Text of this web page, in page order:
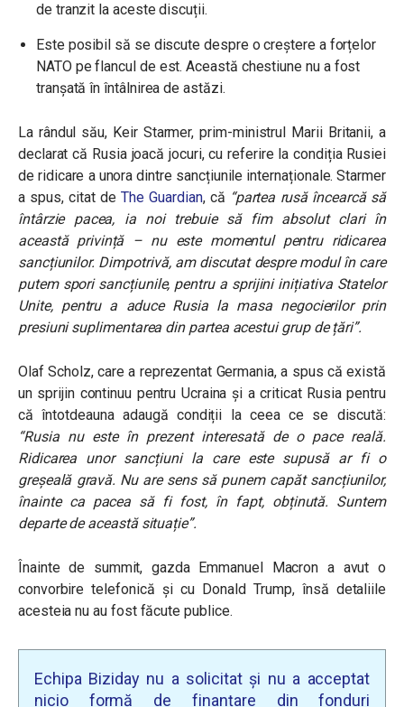
de tranzit la aceste discuții.
Este posibil să se discute despre o creștere a forțelor
NATO pe flancul de est. Această chestiune nu a fost
tranșată în întâlnirea de astăzi.
La rândul său, Keir Starmer, prim-ministrul Marii Britanii, a
declarat că Rusia joacă jocuri, cu referire la condiția Rusiei
de ridicare a unora dintre sancțiunile internaționale. Starmer
a spus, citat deThe Guardian, că “partea rusă încearcă să
întârzie pacea, ia noi trebuie să fim absolut clari în
această privință – nu este momentul pentru ridicarea
sancțiunilor. Dimpotrivă, am discutat despre modul în care
putem spori sancțiunile, pentru a sprijini inițiativa Statelor
Unite, pentru a aduce Rusia la masa negocierilor prin
presiuni suplimentarea din partea acestui grup de țări”.
Olaf Scholz, care a reprezentat Germania, a spus că există
un sprijin continuu pentru Ucraina și a criticat Rusia pentru
că întotdeauna adaugă condiții la ceea ce se discută:
“Rusia nu este în prezent interesată de o pace reală.
Ridicarea unor sancțiuni la care este supusă ar fi o
greșeală gravă. Nu are sens să punem capăt sancțiunilor,
înainte ca pacea să fi fost, în fapt, obținută. Suntem
departe de această situație”.
Înainte de summit, gazda Emmanuel Macron a avut o
convorbire telefonică și cu Donald Trump, însă detaliile
acesteia nu au fost făcute publice.
Echipa Biziday nu a solicitat și nu a acceptat
nicio formă de finanțare din fonduri